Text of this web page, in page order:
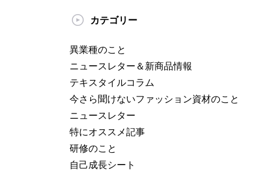
カテゴリー
異業種のこと
ニュースレター＆新商品情報
テキスタイルコラム
今さら聞けないファッション資材のこと
ニュースレター
特にオススメ記事
研修のこと
自己成長シート